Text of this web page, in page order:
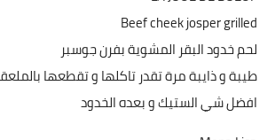
Beef cheek josper grilled
لحم خدود البقر المشوية بفرن جوسبر
طيبة و ذايبة مرة تقدر تاكلها و تقطعها
افضل شي الستيك و بعده الخدود